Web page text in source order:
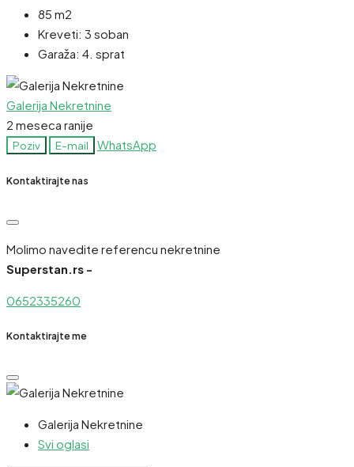
85 m2
Kreveti: 3 soban
Garaža: 4. sprat
Galerija Nekretnine
2 meseca ranije
Poziv E-mail WhatsApp
Kontaktirajte nas
Molimo navedite referencu nekretnine
Superstan.rs -
0652335260
Kontaktirajte me
Galerija Nekretnine
Svi oglasi